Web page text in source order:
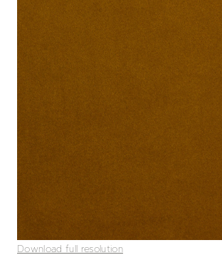
Download full resolution